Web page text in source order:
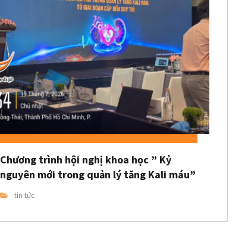
Chương trình hội nghị khoa học ” Kỷ
nguyên mới trong quản lý tăng Kali máu”
tin tức